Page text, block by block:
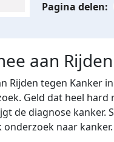
aan
Rijden tegen Kanker
Geld dat heel hard
de diagnose kanker.
naar